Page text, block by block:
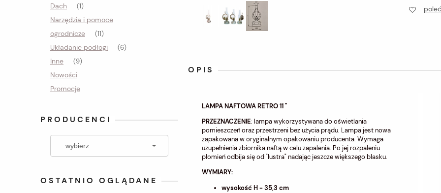
Dach (1)
Narzędzia i pomoce
ogrodnicze
(11)
Układanie podłogi (6)
Inne (9)
Nowości
Promocje
PRODUCENCI
OSTATNIO OGLĄDANE
OPIS
LAMPA NAFTOWA RETRO 11 ''
PRZEZNACZENIE: lampa wykorzystywana do oświetlania
pomieszczeń oraz przestrzeni bez użycia prądu. Lampa jest nowa
zapakowana w oryginalnym opakowaniu producenta. Wymaga
uzupełnienia zbiornika naftą w celu zapalenia. Po jej rozpaleniu
płomień odbija się od "lustra" nadając jeszcze większego blasku.
WYMIARY:
wysokość H - 35,3 cm